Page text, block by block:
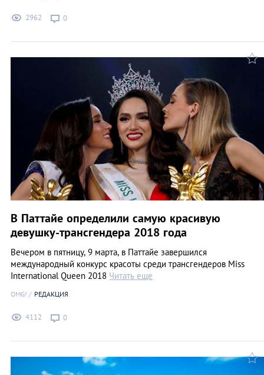
2962 0
В Паттайе определили самую красивую
девушку-трансгендера 2018 года
Вечером в пятницу, 9 марта, в Паттайе завершился
международный конкурс красоты среди трансгендеров Miss
International Queen 2018 Читать еще
OMG! РЕДАКЦИЯ
4112 0